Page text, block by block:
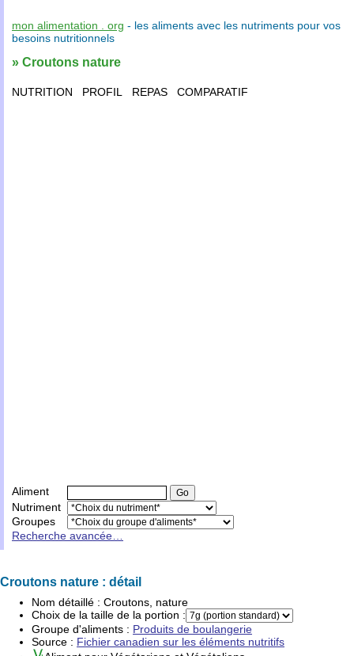
mon alimentation . org - les aliments avec les nutriments pour vos
besoins nutritionnels
» Croutons nature
NUTRITION PROFIL REPAS COMPARATIF
Aliment
Nutriment
Groupes
Recherche avancée…
Croutons nature : détail
Nom détaillé : Croutons, nature
Choix de la taille de la portion :
Groupe d'aliments : Produits de boulangerie
Source : Fichier canadien sur les éléments nutritifs